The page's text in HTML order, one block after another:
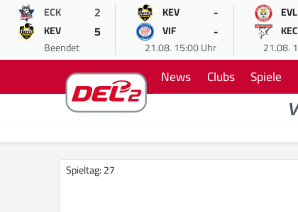
ECK 2
KEV 5
Beendet
KEV -
VIF -
21.08. 15:00 Uhr
EVL
KEC
21.08.
News Clubs Spiele
Spieltag: 27